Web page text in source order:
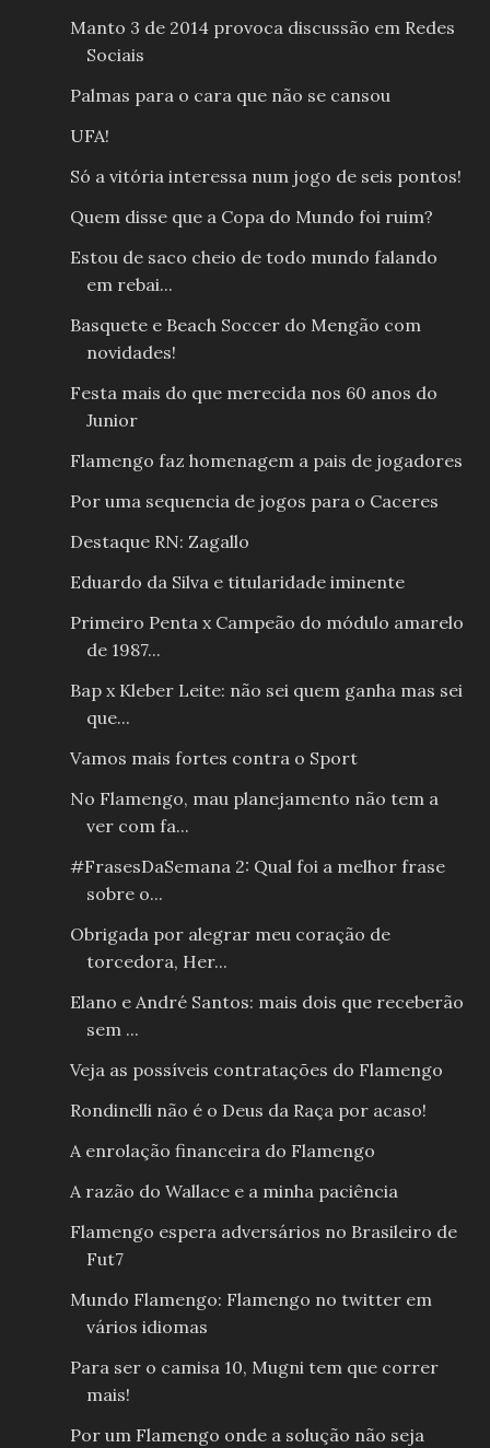
Manto 3 de 2014 provoca discussão em Redes
Sociais
Palmas para o cara que não se cansou
UFA!
Só a vitória interessa num jogo de seis pontos!
Quem disse que a Copa do Mundo foi ruim?
Estou de saco cheio de todo mundo falando
em rebai...
Basquete e Beach Soccer do Mengão com
novidades!
Festa mais do que merecida nos 60 anos do
Junior
Flamengo faz homenagem a pais de jogadores
Por uma sequencia de jogos para o Caceres
Destaque RN: Zagallo
Eduardo da Silva e titularidade iminente
Primeiro Penta x Campeão do módulo amarelo
de 1987...
Bap x Kleber Leite: não sei quem ganha mas sei
que...
Vamos mais fortes contra o Sport
No Flamengo, mau planejamento não tem a
ver com fa...
#FrasesDaSemana 2: Qual foi a melhor frase
sobre o...
Obrigada por alegrar meu coração de
torcedora, Her...
Elano e André Santos: mais dois que receberão
sem ...
Veja as possíveis contratações do Flamengo
Rondinelli não é o Deus da Raça por acaso!
A enrolação financeira do Flamengo
A razão do Wallace e a minha paciência
Flamengo espera adversários no Brasileiro de
Fut7
Mundo Flamengo: Flamengo no twitter em
vários idiomas
Para ser o camisa 10, Mugni tem que correr
mais!
Por um Flamengo onde a solução não seja